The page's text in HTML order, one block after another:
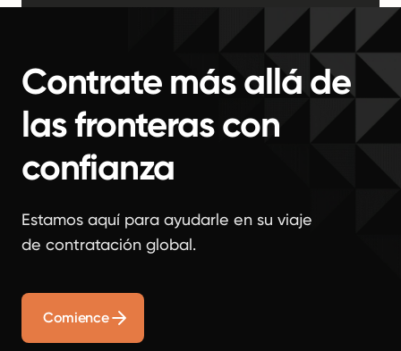
Contrate más allá de
las fronteras con
confianza
Estamos aquí para ayudarle en su viaje
de contratación global.
Comience